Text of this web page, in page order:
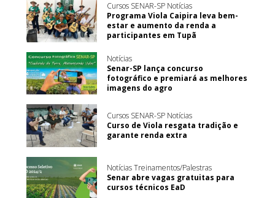
Cursos SENAR-SP Notícias
Programa Viola Caipira leva bem-
estar e aumento da renda a
participantes em Tupã
Notícias
Senar-SP lança concurso
fotográfico e premiará as melhores
imagens do agro
Cursos SENAR-SP Notícias
Curso de Viola resgata tradição e
garante renda extra
Notícias Treinamentos/Palestras
Senar abre vagas gratuitas para
cursos técnicos EaD